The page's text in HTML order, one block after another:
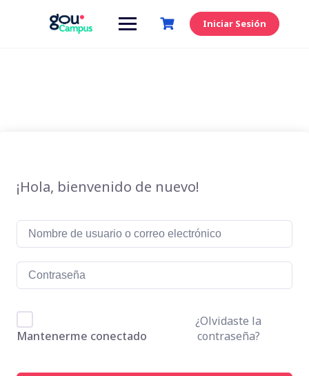
Iniciar Sesión
¡Hola, bienvenido de nuevo!
Mantenerme conectado
¿Olvidaste la
contraseña?